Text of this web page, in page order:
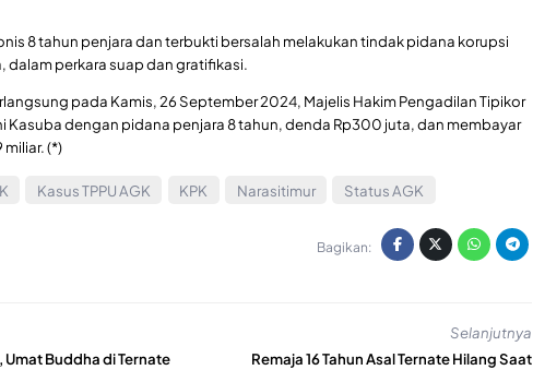
8 tahun penjara dan terbukti bersalah melakukan tindak pidana korupsi
dalam perkara suap dan gratifikasi.
pada Kamis, 26 September 2024, Majelis Hakim Pengadilan Tipikor
Kasuba dengan pidana penjara 8 tahun, denda Rp300 juta, dan membayar
(*)
Kasus TPPU AGK KPK Narasitimur Status AGK
Bagikan:
Buddha di Ternate
Selanjutnya
Remaja 16 Tahun Asal Ternate Hilang Saat